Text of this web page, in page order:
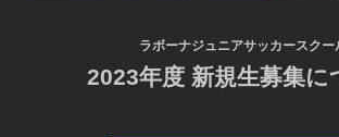
ラボーナジュニアサッカースクー
2023年度 新規生募集に